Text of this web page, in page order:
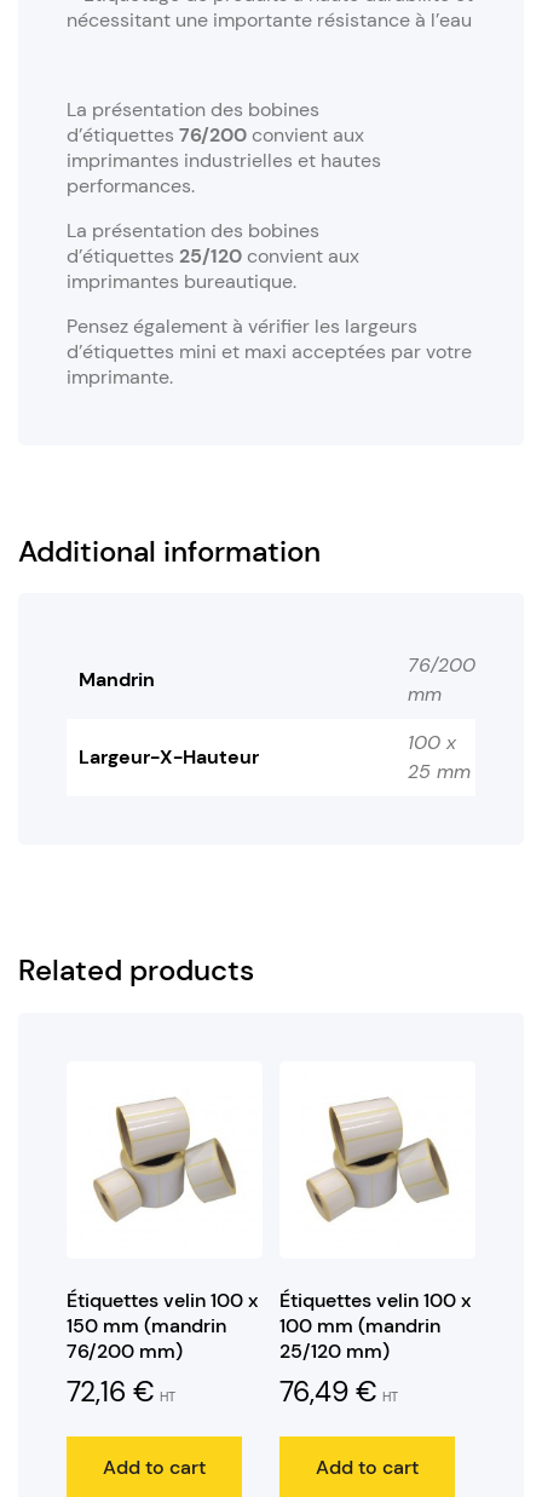
nécessitant une importante résistance à l’eau
La présentation des bobines
d’étiquettes 76/200convient aux
imprimantes industrielles et hautes
performances.
La présentation des bobines
d’étiquettes 25/120convient aux
imprimantes bureautique.
Pensez également à vérifier les largeurs
d’étiquettes mini et maxi acceptées par votre
imprimante.
Additional information
Mandrin
76/200
mm
Largeur-X-Hauteur
100 x
25 mm
Related products
Étiquettes velin 100 x
150 mm (mandrin
76/200 mm)
72,16 € HT
Add to cart
Étiquettes velin 100 x
100 mm (mandrin
25/120 mm)
76,49 € HT
Add to cart